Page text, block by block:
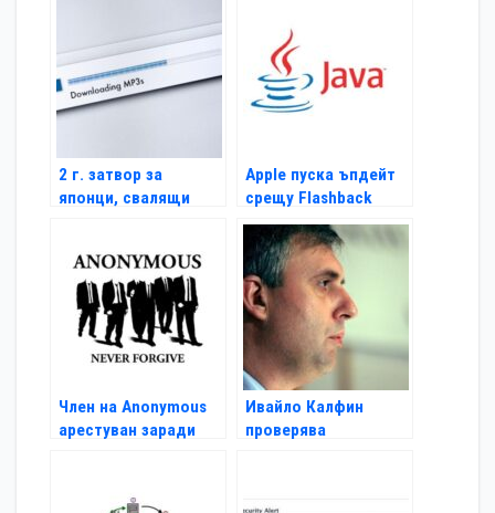
2 г. затвор за
японци, свалящи
Apple пуска ъпдейт
срещу Flashback
Член на Anonymous
арестуван заради
Ивайло Калфин
проверява